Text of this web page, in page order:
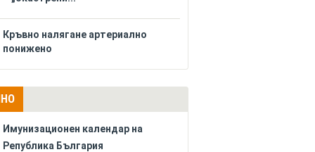
Кръвно налягане артериално
понижено
Имунизационен календар на
Република България